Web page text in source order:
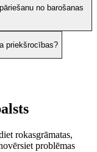
no barošanas
priekšrocības?
rokasgrāmatas,
problēmas